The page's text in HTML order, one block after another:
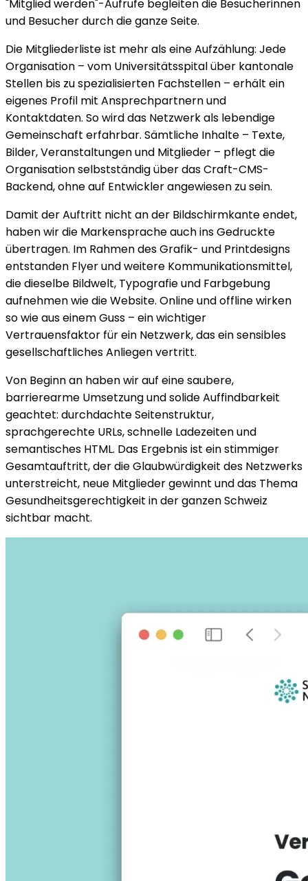
"Mitglied werden"-Aufrufe begleiten die Besucherinnen
und Besucher durch die ganze Seite.
Die Mitgliederliste ist mehr als eine Aufzählung: Jede
Organisation – vom Universitätsspital über kantonale
Stellen bis zu spezialisierten Fachstellen – erhält ein
eigenes Profil mit Ansprechpartnern und
Kontaktdaten. So wird das Netzwerk als lebendige
Gemeinschaft erfahrbar. Sämtliche Inhalte – Texte,
Bilder, Veranstaltungen und Mitglieder – pflegt die
Organisation selbstständig über das Craft-CMS-
Backend, ohne auf Entwickler angewiesen zu sein.
Damit der Auftritt nicht an der Bildschirmkante endet,
haben wir die Markensprache auch ins Gedruckte
übertragen. Im Rahmen des Grafik- und Printdesigns
entstanden Flyer und weitere Kommunikationsmittel,
die dieselbe Bildwelt, Typografie und Farbgebung
aufnehmen wie die Website. Online und offline wirken
so wie aus einem Guss – ein wichtiger
Vertrauensfaktor für ein Netzwerk, das ein sensibles
gesellschaftliches Anliegen vertritt.
Von Beginn an haben wir auf eine saubere,
barrierearme Umsetzung und solide Auffindbarkeit
geachtet: durchdachte Seitenstruktur,
sprachgerechte URLs, schnelle Ladezeiten und
semantisches HTML. Das Ergebnis ist ein stimmiger
Gesamtauftritt, der die Glaubwürdigkeit des Netzwerks
unterstreicht, neue Mitglieder gewinnt und das Thema
Gesundheitsgerechtigkeit in der ganzen Schweiz
sichtbar macht.